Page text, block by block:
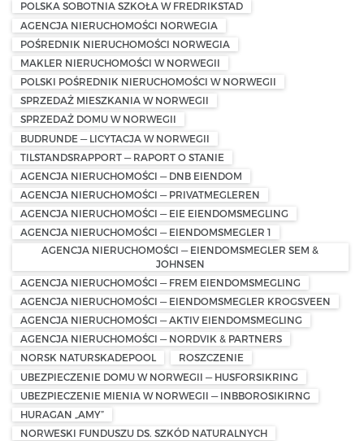
POLSKA SOBOTNIA SZKOŁA W FREDRIKSTAD
AGENCJA NIERUCHOMOŚCI NORWEGIA
POŚREDNIK NIERUCHOMOŚCI NORWEGIA
MAKLER NIERUCHOMOŚCI W NORWEGII
POLSKI POŚREDNIK NIERUCHOMOŚCI W NORWEGII
SPRZEDAŻ MIESZKANIA W NORWEGII
SPRZEDAŻ DOMU W NORWEGII
BUDRUNDE — LICYTACJA W NORWEGII
TILSTANDSRAPPORT — RAPORT O STANIE
AGENCJA NIERUCHOMOŚCI — DNB EIENDOM
AGENCJA NIERUCHOMOŚCI — PRIVATMEGLEREN
AGENCJA NIERUCHOMOŚCI — EIE EIENDOMSMEGLING
AGENCJA NIERUCHOMOŚCI — EIENDOMSMEGLER 1
AGENCJA NIERUCHOMOŚCI — EIENDOMSMEGLER SEM &
JOHNSEN
AGENCJA NIERUCHOMOŚCI — FREM EIENDOMSMEGLING
AGENCJA NIERUCHOMOŚCI — EIENDOMSMEGLER KROGSVEEN
AGENCJA NIERUCHOMOŚCI — AKTIV EIENDOMSMEGLING
AGENCJA NIERUCHOMOŚCI — NORDVIK & PARTNERS
NORSK NATURSKADEPOOL
ROSZCZENIE
UBEZPIECZENIE DOMU W NORWEGII — HUSFORSIKRING
UBEZPIECZENIE MIENIA W NORWEGII — INBBOROSIKIRNG
HURAGAN „AMY”
NORWESKI FUNDUSZU DS. SZKÓD NATURALNYCH